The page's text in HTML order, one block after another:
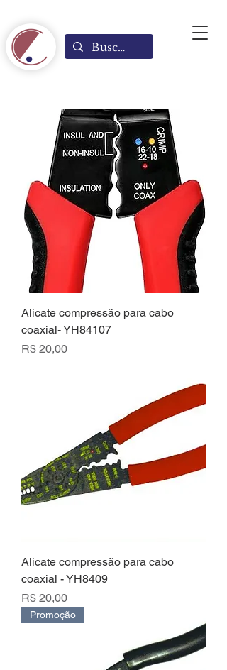
Alicate compressão para cabo
coaxial- YH84107
Preço
R$ 20,00
Alicate compressão para cabo
coaxial - YH8409
Preço
R$ 20,00
Promoção